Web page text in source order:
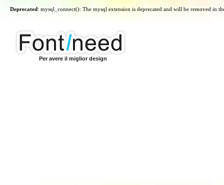
Deprecated: mysql_connect(): The mysql extension is deprecated and will be removed in
Per avere il miglior design